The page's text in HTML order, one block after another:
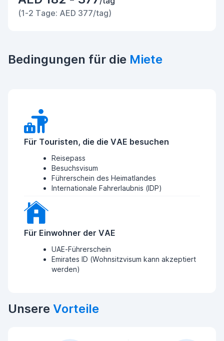
(1-2 Tage: AED 377/tag)
Bedingungen für die Miete
Für Touristen, die die VAE besuchen
Reisepass
Besuchsvisum
Führerschein des Heimatlandes
Internationale Fahrerlaubnis (IDP)
Für Einwohner der VAE
UAE-Führerschein
Emirates ID (Wohnsitzvisum kann akzeptiert
werden)
Unsere Vorteile